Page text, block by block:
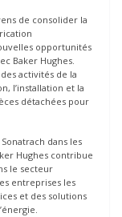
de consolider la
opportunités
Baker Hughes.
activités de la
l’installation et la
détachées pour
dans les
Hughes contribue
le secteur
entreprises les
et des solutions